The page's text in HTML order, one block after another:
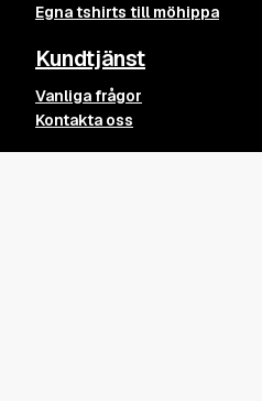
Egna tshirts till möhippa
Kundtjänst
Vanliga frågor
Kontakta oss